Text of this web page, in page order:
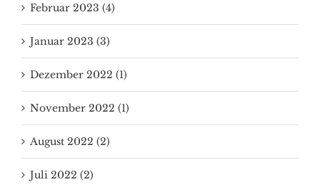
Februar 2023 (4)
Januar 2023 (3)
Dezember 2022 (1)
November 2022 (1)
August 2022 (2)
Juli 2022 (2)